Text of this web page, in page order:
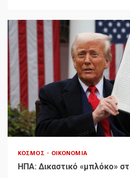
ΚΌΣΜΟΣ ΟΙΚΟΝΟΜΊΑ
HΠΑ: Δικαστικό «μπλόκο»